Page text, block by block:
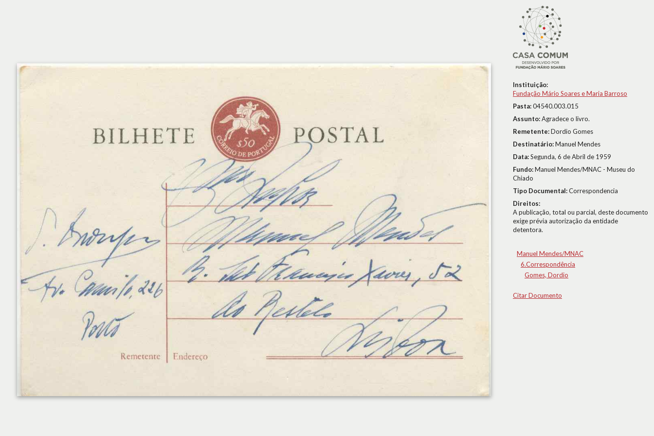
Instituição:
Fundação Mário Soares e Maria Barroso
Pasta:04540.003.015
Assunto:Agradece o livro.
Remetente:Dordio Gomes
Destinatário:Manuel Mendes
Data:Segunda, 6 de Abril de 1959
Fundo:Manuel Mendes/MNAC - Museu do
Chiado
Tipo Documental:Correspondencia
Direitos:
A publicação, total ou parcial, deste documento
exige prévia autorização da entidade
detentora.
Manuel Mendes/MNAC
6.Correspondência
Gomes, Dordio
Citar Documento